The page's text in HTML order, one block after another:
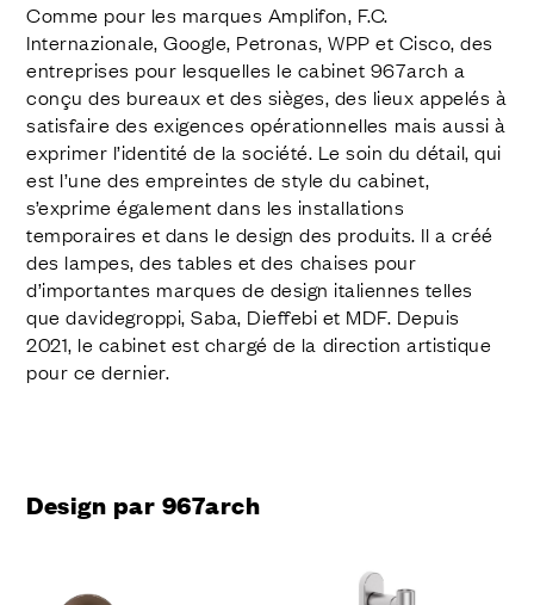
Comme pour les marques Amplifon, F.C.
Internazionale, Google, Petronas, WPP et Cisco, des
entreprises pour lesquelles le cabinet 967arch a
conçu des bureaux et des sièges, des lieux appelés à
satisfaire des exigences opérationnelles mais aussi à
exprimer l’identité de la société. Le soin du détail, qui
est l’une des empreintes de style du cabinet,
s’exprime également dans les installations
temporaires et dans le design des produits. Il a créé
des lampes, des tables et des chaises pour
d’importantes marques de design italiennes telles
que davidegroppi, Saba, Dieffebi et MDF. Depuis
2021, le cabinet est chargé de la direction artistique
pour ce dernier.
Design par 967arch